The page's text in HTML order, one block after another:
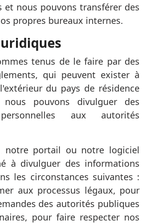
et nous pouvons transférer des
propres bureaux internes.
tenus de le faire par des
qui peuvent exister à
du pays de résidence
nous pouvons divulguer des
aux autorités
notre portail ou notre logiciel
à divulguer des informations
les circonstances suivantes :
aux processus légaux, pour
des autorités publiques
pour faire respecter nos